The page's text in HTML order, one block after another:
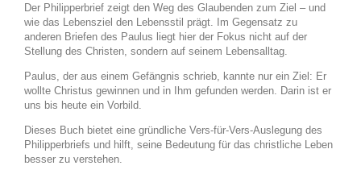
Der Philipperbrief zeigt den Weg des Glaubenden zum Ziel – und
wie das Lebensziel den Lebensstil prägt. Im Gegensatz zu
anderen Briefen des Paulus liegt hier der Fokus nicht auf der
Stellung des Christen, sondern auf seinem Lebensalltag.
Paulus, der aus einem Gefängnis schrieb, kannte nur ein Ziel: Er
wollte Christus gewinnen und in Ihm gefunden werden. Darin ist er
uns bis heute ein Vorbild.
Dieses Buch bietet eine gründliche Vers-für-Vers-Auslegung des
Philipperbriefs und hilft, seine Bedeutung für das christliche Leben
besser zu verstehen.